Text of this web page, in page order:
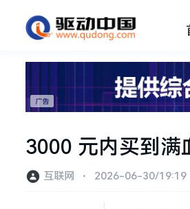
3000 元内买到满
互联网 ⋅ 2026-06-30/19:19